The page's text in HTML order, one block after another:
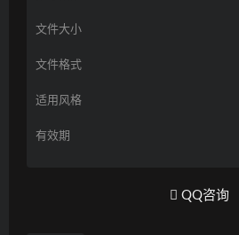
文件大小
文件格式
适用风格
有效期
QQ咨询